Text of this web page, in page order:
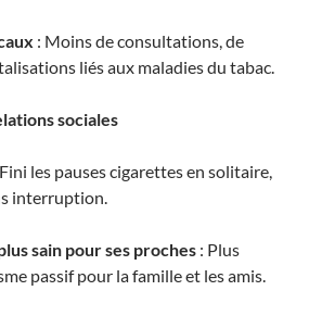
: Moins de consultations, de
liés aux maladies du tabac.
sociales
les pauses cigarettes en solitaire,
interruption.
sain pour ses proches : Plus
passif pour la famille et les amis.